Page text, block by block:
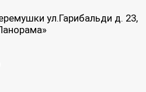
ул.Гарибальди д. 23,